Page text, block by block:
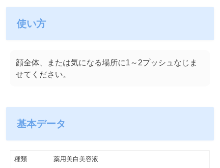
使い方
顔全体、または気になる場所に1～2プッシュなじま
せてください。
基本データ
種類 薬用美白美容液